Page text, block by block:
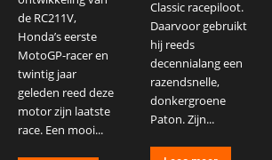
de RC211V,
Honda’s eerste
MotoGP-racer en
twintig jaar
geleden reed deze
motor zijn laatste
race. Een mooi...
Classic racepiloot.
Daarvoor gebruikt
hij reeds
decennialang een
razendsnelle,
donkergroene
Paton. Zijn...